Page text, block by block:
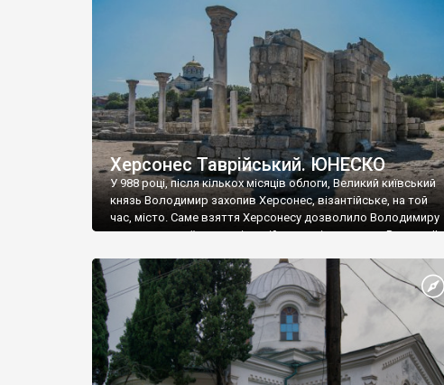
візантійської доби. Раритети викрадені з фондів об’єкту
культурної спадщини ЮНЕСКО «Херсонеса Таврійського».
Офіційно – на виставку «Золото Візантії», але експерти та
влада в Україні вважають це лише […]
Херсонес Таврійський. ЮНЕСКО
У 988 році, після кількох місяців облоги, Великий київський
князь Володимир захопив Херсонес, візантійське, на той
час, місто. Саме взяття Херсонесу дозволило Володимиру
диктувати свої умови візантійському імператору Василю ІІ,
Херсонесі Володимир-язичник, став Василем-
християнином. А потім було Хрещення Русі. На честь
Херсонесу Таврійського названо місто […]